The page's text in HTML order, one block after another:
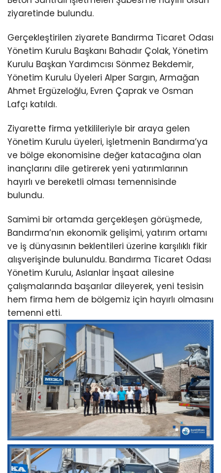
ziyaretinde bulundu.
Gerçekleştirilen ziyarete Bandırma Ticaret Odası
Yönetim Kurulu Başkanı Bahadır Çolak, Yönetim
Kurulu Başkan Yardımcısı Sönmez Bekdemir,
Yönetim Kurulu Üyeleri Alper Sargın, Armağan
Ahmet Ergüzeloğlu, Evren Çaprak ve Osman
Lafçı katıldı.
Ziyarette firma yetkilileriyle bir araya gelen
Yönetim Kurulu üyeleri, işletmenin Bandırma’ya
ve bölge ekonomisine değer katacağına olan
inançlarını dile getirerek yeni yatırımlarının
hayırlı ve bereketli olması temennisinde
bulundu.
Samimi bir ortamda gerçekleşen görüşmede,
Bandırma’nın ekonomik gelişimi, yatırım ortamı
ve iş dünyasının beklentileri üzerine karşılıklı fikir
alışverişinde bulunuldu. Bandırma Ticaret Odası
Yönetim Kurulu, Aslanlar İnşaat ailesine
çalışmalarında başarılar dileyerek, yeni tesisin
hem firma hem de bölgemiz için hayırlı olmasını
temenni etti.